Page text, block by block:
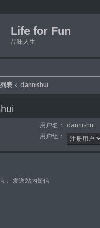
Life for Fun
品味人生
表 dannishui
用户名：
dannishui
用户组：
： 发送站内短信